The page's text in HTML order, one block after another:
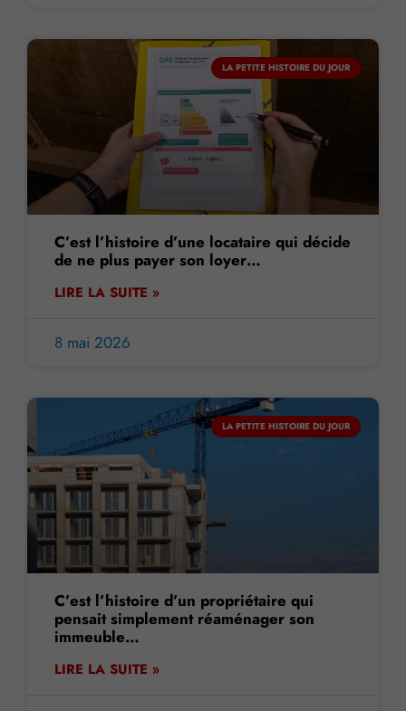
LA PETITE HISTOIRE DU JOUR
C’est l’histoire d’une locataire qui décide
de ne plus payer son loyer…
LIRE LA SUITE »
8 mai 2026
LA PETITE HISTOIRE DU JOUR
C’est l’histoire d’un propriétaire qui
pensait simplement réaménager son
immeuble…
LIRE LA SUITE »